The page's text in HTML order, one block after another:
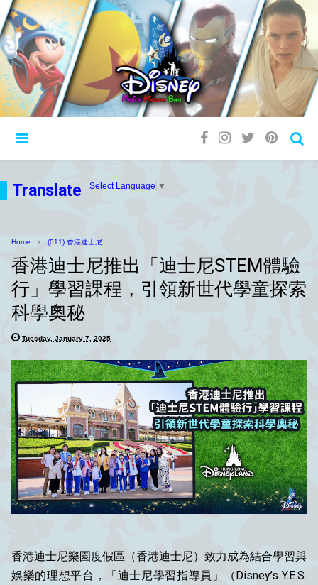
Translate Select Language ▼
Home (011) 香港迪士尼
香港迪士尼推出「迪士尼STEM體驗
行」學習課程，引領新世代學童探索
科學奧秘
Tuesday, January 7, 2025
香港迪士尼樂園度假區（香港迪士尼）致力成為結合學習與
娛樂的理想平台，「迪士尼學習指導員」（Disney’s Y.E.S.